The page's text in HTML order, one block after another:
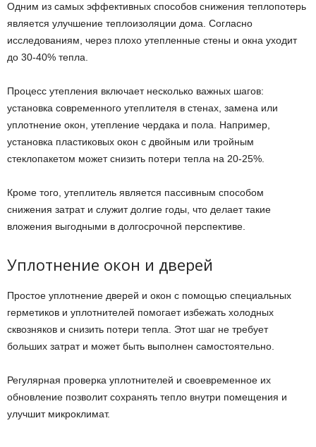
Одним из самых эффективных способов снижения теплопотерь
является улучшение теплоизоляции дома. Согласно
исследованиям, через плохо утепленные стены и окна уходит
до 30-40% тепла.
Процесс утепления включает несколько важных шагов:
установка современного утеплителя в стенах, замена или
уплотнение окон, утепление чердака и пола. Например,
установка пластиковых окон с двойным или тройным
стеклопакетом может снизить потери тепла на 20-25%.
Кроме того, утеплитель является пассивным способом
снижения затрат и служит долгие годы, что делает такие
вложения выгодными в долгосрочной перспективе.
Уплотнение окон и дверей
Простое уплотнение дверей и окон с помощью специальных
герметиков и уплотнителей помогает избежать холодных
сквозняков и снизить потери тепла. Этот шаг не требует
больших затрат и может быть выполнен самостоятельно.
Регулярная проверка уплотнителей и своевременное их
обновление позволит сохранять тепло внутри помещения и
улучшит микроклимат.